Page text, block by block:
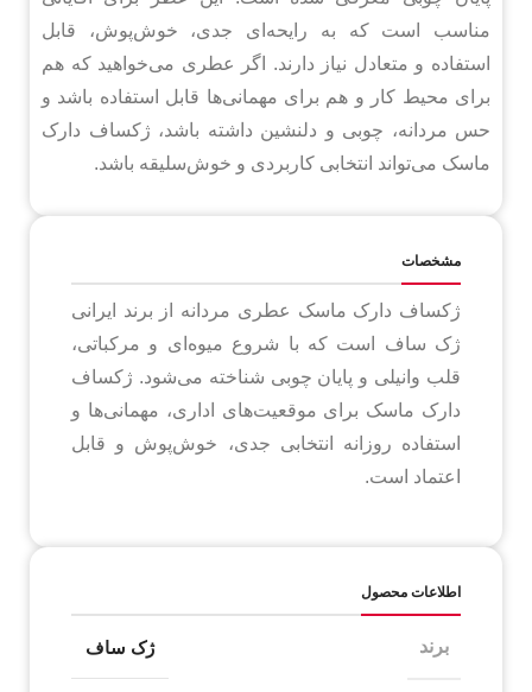
مناسب است که به رایحه‌ای جدی، خوش‌پوش، قابل
استفاده و متعادل نیاز دارند. اگر عطری می‌خواهید که هم
برای محیط کار و هم برای مهمانی‌ها قابل استفاده باشد و
حس مردانه، چوبی و دلنشین داشته باشد، ژکساف دارک
ماسک می‌تواند انتخابی کاربردی و خوش‌سلیقه باشد.
مشخصات
ژکساف دارک ماسک عطری مردانه از برند ایرانی
ژک ساف است که با شروع میوه‌ای و مرکباتی،
قلب وانیلی و پایان چوبی شناخته می‌شود. ژکساف
دارک ماسک برای موقعیت‌های اداری، مهمانی‌ها و
استفاده روزانه انتخابی جدی، خوش‌پوش و قابل
اعتماد است.
اطلاعات محصول
برند ژک ساف